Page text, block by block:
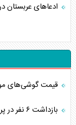
ادعاهای عربستان
قیمت گوشی‌های موبایل در
بازداشت ۶ نفر در پرونده قتل جوانی در ستارخان